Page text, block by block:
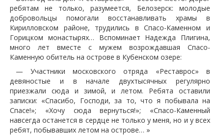
ребятам не только, разумеется, Белозерск: молодые
добровольцы помогали восстанавливать храмы в
Кирилловском районе, трудились в Спасо-Каменном и
Горицком монастырях… Вспоминает Надежда Плигина,
много лет вместе с мужем возрождавшая Спасо-
Каменную обитель на острове в Кубенском озере:
— Участники московского отряда «Реставрос» в
девяностые и в начале двухтысячных регулярно
приезжали сюда и зимой, и летом. Ребята оставили
записки: «Спасибо, Господи, за то, что я побывала на
Спасе!»; «Хочу сюда вернуться!»; «Спасо-Каменный
навсегда останется в сердце не только у меня, но и у всех
ребят, побывавших летом на острове… »